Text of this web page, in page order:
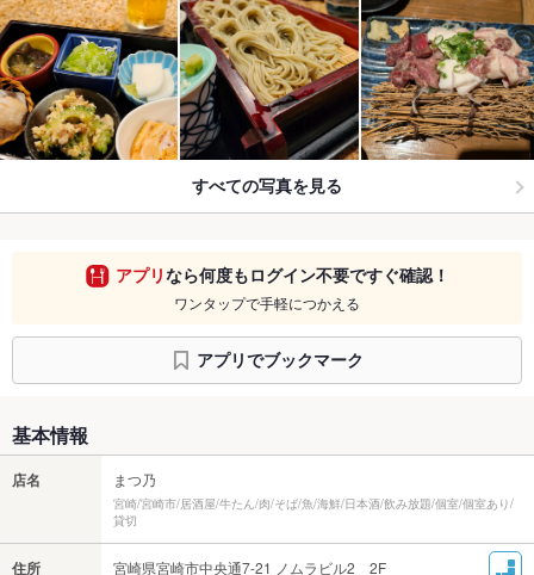
すべての写真を見る
アプリなら何度もログイン不要ですぐ確認！
ワンタップで手軽につかえる
アプリでブックマーク
基本情報
店名 まつ乃
宮崎/宮崎市/居酒屋/牛たん/肉/そば/魚/海鮮/日本酒/飲み放題/個室/個室あり/
貸切
住所 宮崎県宮崎市中央通7-21 ノムラビル2 2F